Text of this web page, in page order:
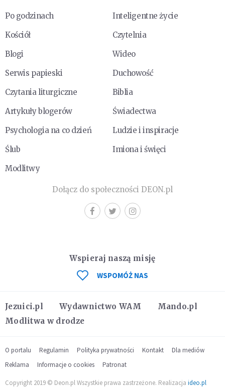
Po godzinach
Inteligentne życie
Kościół
Czytelnia
Blogi
Wideo
Serwis papieski
Duchowość
Czytania liturgiczne
Biblia
Artykuły blogerów
Świadectwa
Psychologia na co dzień
Ludzie i inspiracje
Ślub
Imiona i święci
Modlitwy
Dołącz do społeczności DEON.pl
Jezuici.pl Wydawnictwo WAM
Mando.pl
Modlitwa w drodze
Wspieraj naszą misję
WSPOMÓŻ NAS
O portalu Regulamin Polityka prywatności Kontakt
Dla mediów
Reklama
Informacje o cookies Patronat
Copyright 2019 © Deon.pl Wszystkie prawa zastrzeżone. Realizacja ideo.pl